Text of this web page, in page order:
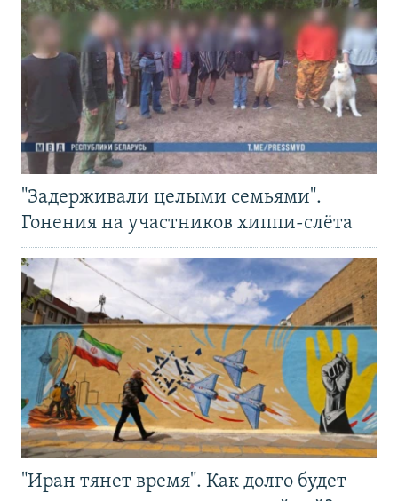
"Задерживали целыми семьями".
Гонения на участников хиппи-слёта
"Иран тянет время". Как долго будет